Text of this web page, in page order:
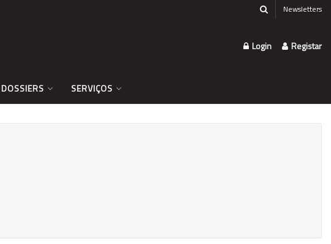
Newsletters
Login Registar
DOSSIERS SERVIÇOS